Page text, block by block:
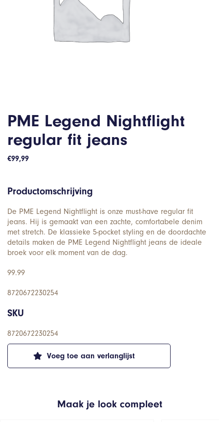
PME Legend Nightflight
regular fit jeans
€99,99
Voeg toe aan verlanglijst
Productomschrijving
De PME Legend Nightflight is onze must-have regular fit
jeans. Hij is gemaakt van een zachte, comfortabele denim
met stretch. De klassieke 5-pocket styling en de doordachte
details maken de PME Legend Nightflight jeans de ideale
broek voor elk moment van de dag.
99.99
8720672230254
SKU
8720672230254
Maak je look compleet